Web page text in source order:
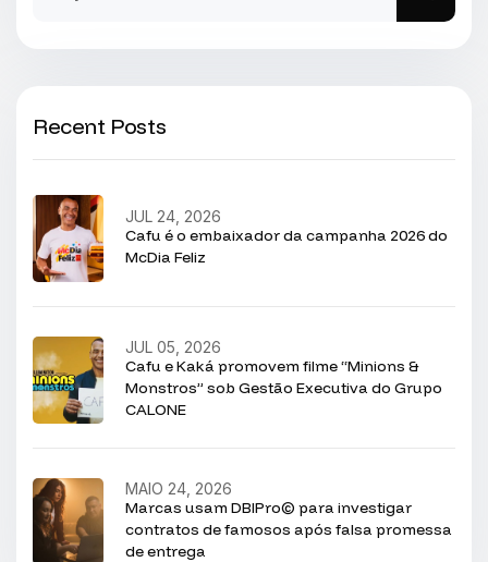
Recent Posts
Cafu é o embaixador da campanha 2026 do
McDia Feliz
JUL 24, 2026
Cafu e Kaká promovem filme “Minions &
Monstros” sob Gestão Executiva do Grupo
CALONE
JUL 05, 2026
Marcas usam DBIPro© para investigar
contratos de famosos após falsa promessa
de entrega
MAIO 24, 2026